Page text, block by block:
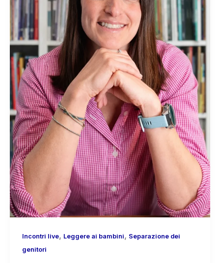
Incontri live, Leggere ai bambini, Separazione dei
genitori